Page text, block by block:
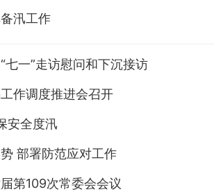
汛工作
七一”走访慰问和下沉接访
作调度推进会召开
安全度汛
部署防范应对工作
第109次常委会会议